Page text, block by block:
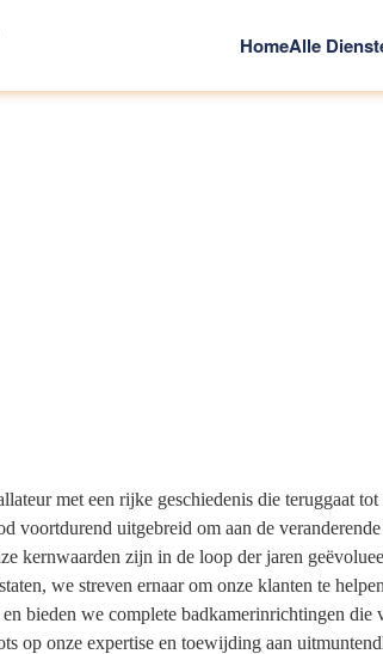
HomeAlle
met een rijke geschiedenis die teruggaat
voortdurend uitgebreid om aan de
kernwaarden zijn in de loop der jaren
we streven ernaar om onze klanten te
bieden we complete badkamerinrichtingen
op onze expertise en toewijding aan